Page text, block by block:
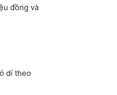
đồng và
dí theo